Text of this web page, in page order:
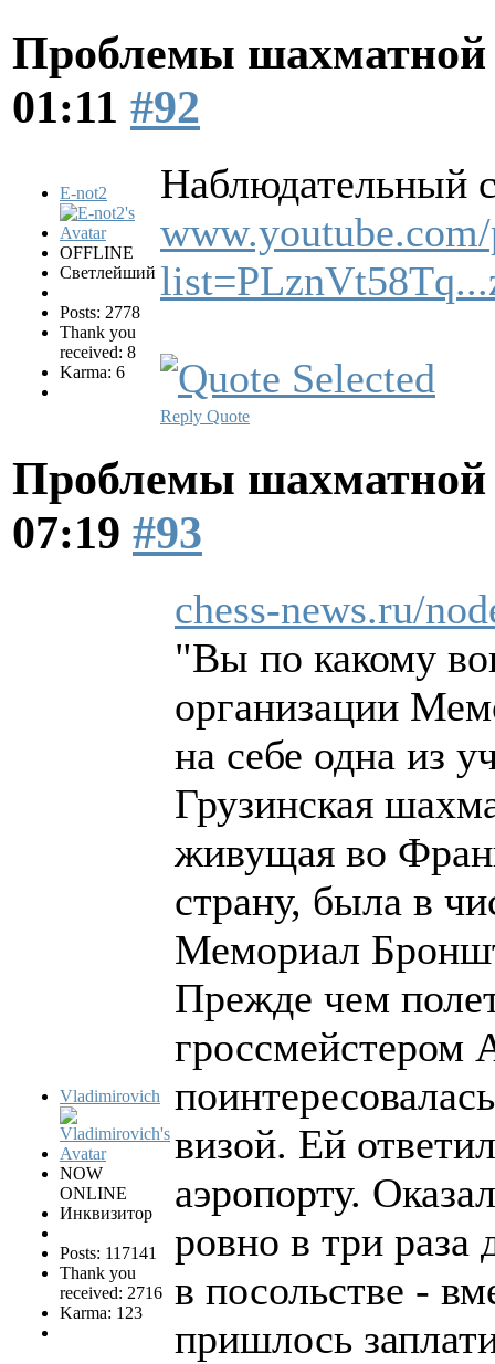
Проблемы шахматной
01:11 #92
E-not2
OFFLINE
Светлейший
Posts: 2778
Thank you
received: 8
Karma: 6
Наблюдательный
Reply Quote
Проблемы шахматной
07:19 #93
Vladimirovich
NOW
ONLINE
Инквизитор
Posts: 117141
Thank you
received: 2716
Karma: 123
chess-news.ru/
"Вы по какому
организации
на себе одна из
Грузинская
живущая во
страну, была в
Мемориал
Прежде чем
гроссмейстером
визой. Ей
аэропорту.
ровно в три раза
в посольстве -
пришлось